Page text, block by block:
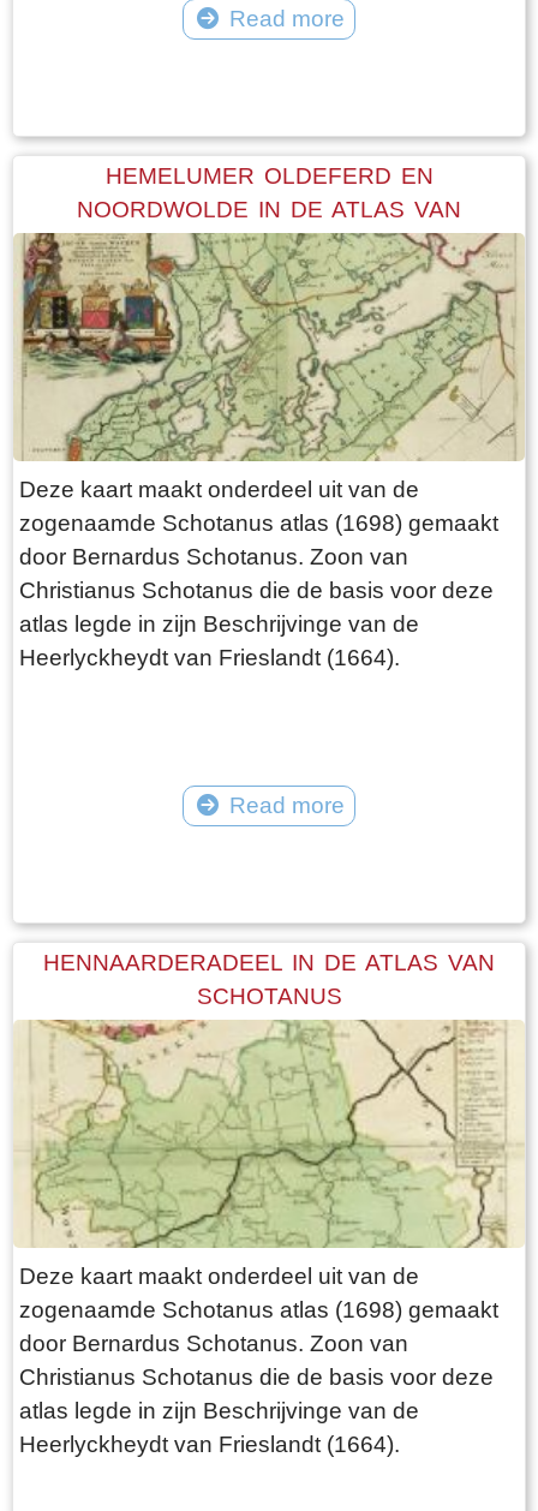
Read more
HEMELUMER OLDEFERD EN
NOORDWOLDE IN DE ATLAS VAN
SCHOTANUS
Deze kaart maakt onderdeel uit van de
zogenaamde Schotanus atlas (1698) gemaakt
door Bernardus Schotanus. Zoon van
Christianus Schotanus die de basis voor deze
atlas legde in zijn Beschrijvinge van de
Heerlyckheydt van Frieslandt (1664).
Read more
HENNAARDERADEEL IN DE ATLAS VAN
SCHOTANUS
Deze kaart maakt onderdeel uit van de
zogenaamde Schotanus atlas (1698) gemaakt
door Bernardus Schotanus. Zoon van
Christianus Schotanus die de basis voor deze
atlas legde in zijn Beschrijvinge van de
Heerlyckheydt van Frieslandt (1664).